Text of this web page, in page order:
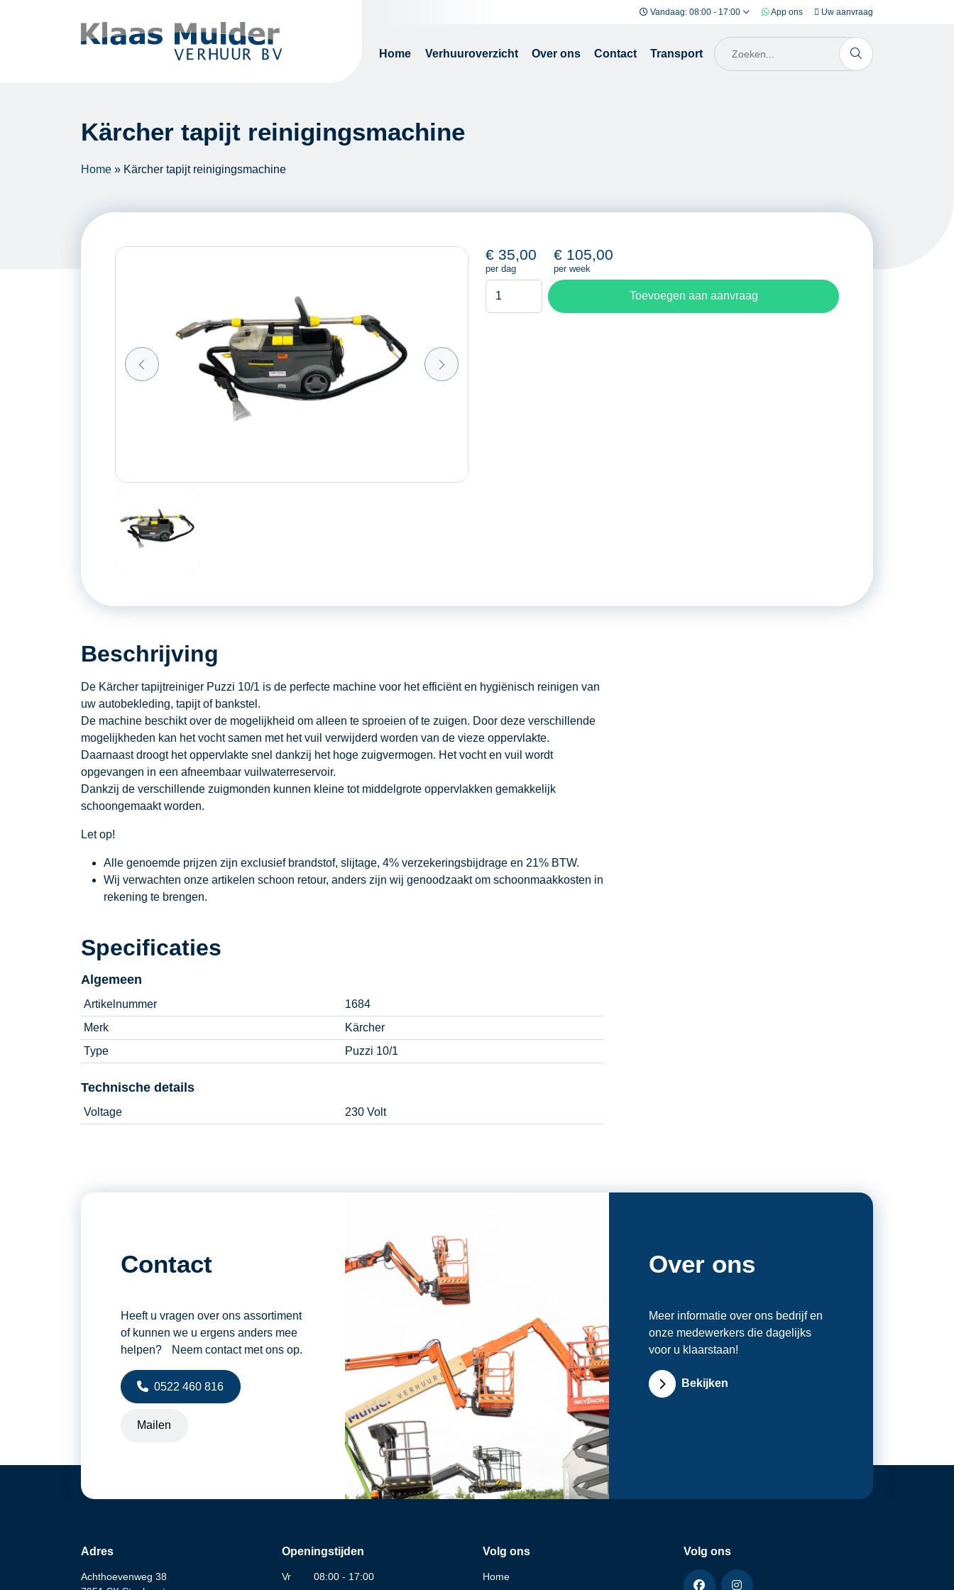
Vandaag: 08:00 - 17:00 App ons Uw aanvraag
Home Verhuuroverzicht Over ons Contact Transport
Kärcher tapijt reinigingsmachine
Home » Kärcher tapijt reinigingsmachine
€ 35,00
per dag
€ 105,00
per week
Toevoegen aan aanvraag
Beschrijving
De Kärcher tapijtreiniger Puzzi 10/1 is de perfecte machine voor het efficiënt en hygiënisch reinigen van
uw autobekleding, tapijt of bankstel.
De machine beschikt over de mogelijkheid om alleen te sproeien of te zuigen. Door deze verschillende
mogelijkheden kan het vocht samen met het vuil verwijderd worden van de vieze oppervlakte.
Daarnaast droogt het oppervlakte snel dankzij het hoge zuigvermogen. Het vocht en vuil wordt
opgevangen in een afneembaar vuilwaterreservoir.
Dankzij de verschillende zuigmonden kunnen kleine tot middelgrote oppervlakken gemakkelijk
schoongemaakt worden.
Let op!
Alle genoemde prijzen zijn exclusief brandstof, slijtage, 4% verzekeringsbijdrage en 21% BTW.
Wij verwachten onze artikelen schoon retour, anders zijn wij genoodzaakt om schoonmaakkosten in
rekening te brengen.
Specificaties
Algemeen
Artikelnummer
1684
Merk
Kärcher
Type
Puzzi 10/1
Technische details
Voltage 230 Volt
Contact
Heeft u vragen over ons assortiment
of kunnen we u ergens anders mee
helpen? Neem contact met ons op.
0522 460 816
Mailen
Over ons
Meer informatie over ons bedrijf en
onze medewerkers die dagelijks
voor u klaarstaan!
Bekijken
Adres
Achthoevenweg 38
Openingstijden
Vr
08:00 - 17:00
Volg ons
Home
Volg ons